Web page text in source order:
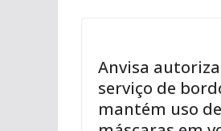
Anvisa autoriza
serviço de
mantém uso de